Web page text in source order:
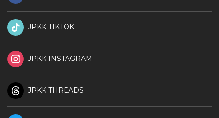
JPKK TIKTOK
JPKK INSTAGRAM
JPKK THREADS